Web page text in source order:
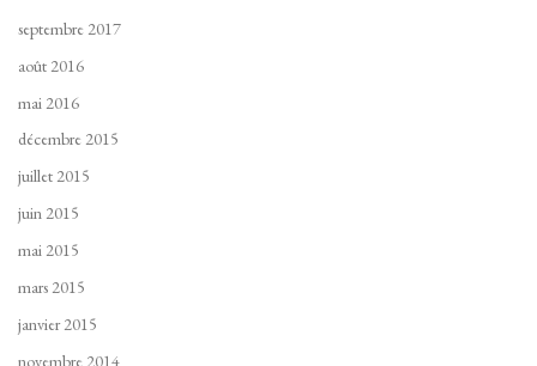
septembre 2017
août 2016
mai 2016
décembre 2015
juillet 2015
juin 2015
mai 2015
mars 2015
janvier 2015
novembre 2014